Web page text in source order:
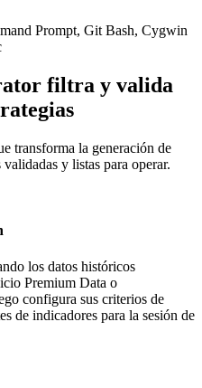
Prompt, Git Bash, Cygwin
filtra y valida
transforma la generación de
y listas para operar.
los datos históricos
Premium Data o
configura sus criterios de
de indicadores para la sesión de